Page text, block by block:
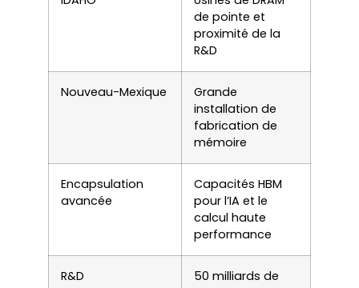
de pointe et
proximité de la
R&D
Nouveau-Mexique
Grande
installation de
fabrication de
mémoire
Encapsulation
avancée
Capacités HBM
pour l’IA et le
calcul haute
performance
R&D
50 milliards de